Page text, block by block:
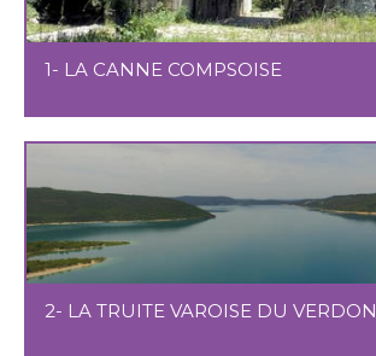
1- LA CANNE COMPSOISE
2- LA TRUITE VAROISE DU VERDON